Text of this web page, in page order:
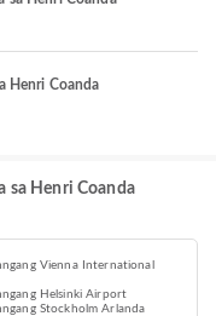
Henri Coanda
sa Henri Coanda
Vienna International
Helsinki Airport
Stockholm Arlanda